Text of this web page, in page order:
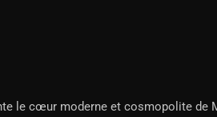
le cœur moderne et cosmopolite de